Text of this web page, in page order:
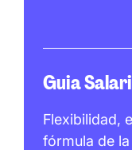
Guia
Flexibilidad,
fórmula de